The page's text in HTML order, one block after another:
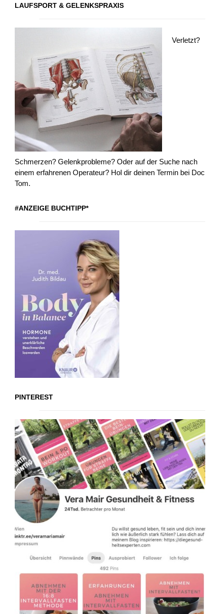
LAUFSPORT & GELENKSPRAXIS
Verletzt?
Schmerzen? Gelenkprobleme? Oder auf der Suche nach
einem erfahrenen Operateur? Hol dir deinen Termin bei Doc
Tom.
#ANZEIGE BUCHTIPP*
PINTEREST